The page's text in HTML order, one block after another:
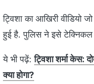
ट्विशा का आखिरी वीडियो
हुई है. पुलिस ने इसे टेक्निकल
ये भी पढ़ें:ट्विशा शर्मा केस:
क्‍या होगा?